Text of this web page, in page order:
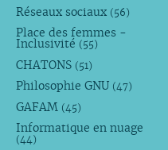
Réseaux sociaux (56)
Place des femmes -
Inclusivité (55)
CHATONS (51)
Philosophie GNU (47)
GAFAM (45)
Informatique en nuage
(44)